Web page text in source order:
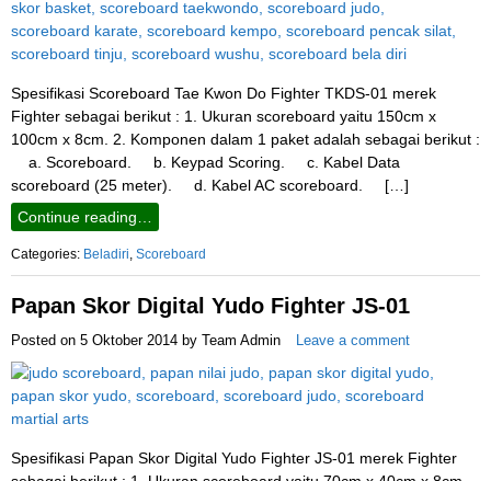
Spesifikasi Scoreboard Tae Kwon Do Fighter TKDS-01 merek
Fighter sebagai berikut : 1. Ukuran scoreboard yaitu 150cm x
100cm x 8cm. 2. Komponen dalam 1 paket adalah sebagai berikut :
a. Scoreboard. b. Keypad Scoring. c. Kabel Data
scoreboard (25 meter). d. Kabel AC scoreboard. […]
Continue reading…
Categories: Beladiri Scoreboard
Papan Skor Digital Yudo Fighter JS-01
Posted on 5 Oktober 2014 by Team Admin Leave a comment
Spesifikasi Papan Skor Digital Yudo Fighter JS-01 merek Fighter